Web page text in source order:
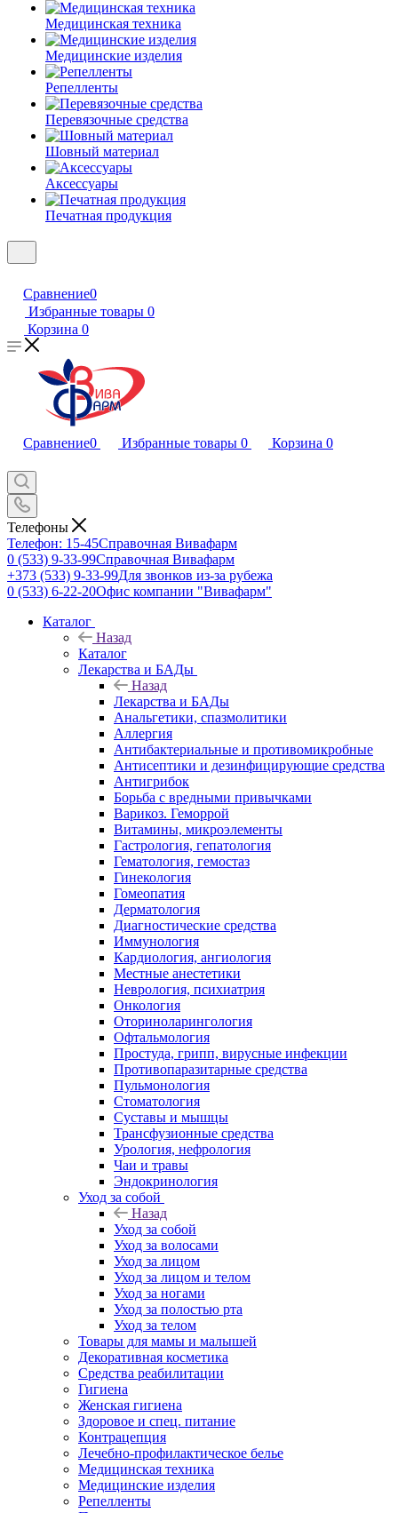
Медицинская техника
Медицинские изделия
Репелленты
Перевязочные средства
Шовный материал
Аксессуары
Печатная продукция
Сравнение0
Избранные товары 0
Корзина 0
Сравнение0 Избранные товары 0 Корзина 0
Телефоны
Телефон: 15-45Справочная Вивафарм
0 (533) 9-33-99Справочная Вивафарм
+373 (533) 9-33-99Для звонков из-за рубежа
0 (533) 6-22-20Офис компании "Вивафарм"
Каталог
Назад
Каталог
Лекарства и БАДы
Назад
Лекарства и БАДы
Анальгетики, спазмолитики
Аллергия
Антибактериальные и противомикробные
Антисептики и дезинфицирующие средства
Антигрибок
Борьба с вредными привычками
Варикоз. Геморрой
Витамины, микроэлементы
Гастрология, гепатология
Гематология, гемостаз
Гинекология
Гомеопатия
Дерматология
Диагностические средства
Иммунология
Кардиология, ангиология
Местные анестетики
Неврология, психиатрия
Онкология
Оториноларингология
Офтальмология
Простуда, грипп, вирусные инфекции
Противопаразитарные средства
Пульмонология
Стоматология
Суставы и мышцы
Трансфузионные средства
Урология, нефрология
Чаи и травы
Эндокринология
Уход за собой
Назад
Уход за собой
Уход за волосами
Уход за лицом
Уход за лицом и телом
Уход за ногами
Уход за полостью рта
Уход за телом
Товары для мамы и малышей
Декоративная косметика
Средства реабилитации
Гигиена
Женская гигиена
Здоровое и спец. питание
Контрацепция
Лечебно-профилактическое белье
Медицинская техника
Медицинские изделия
Репелленты